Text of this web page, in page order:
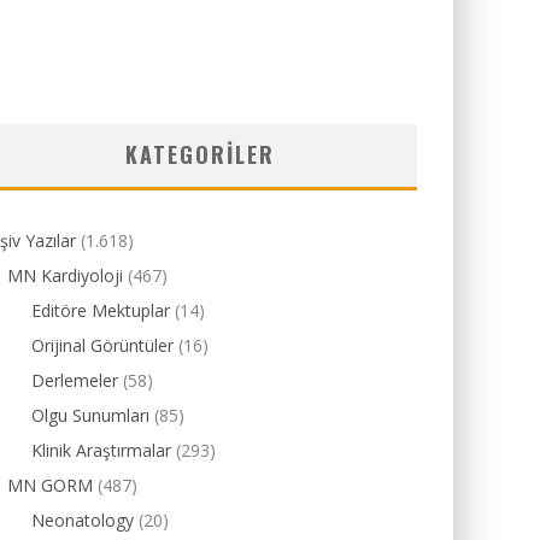
KATEGORILER
Yazılar (1.618)
MN Kardiyoloji (467)
Editöre Mektuplar (14)
Orijinal Görüntüler (16)
Derlemeler (58)
Olgu Sunumları (85)
Klinik Araştırmalar (293)
MN GORM (487)
Neonatology (20)